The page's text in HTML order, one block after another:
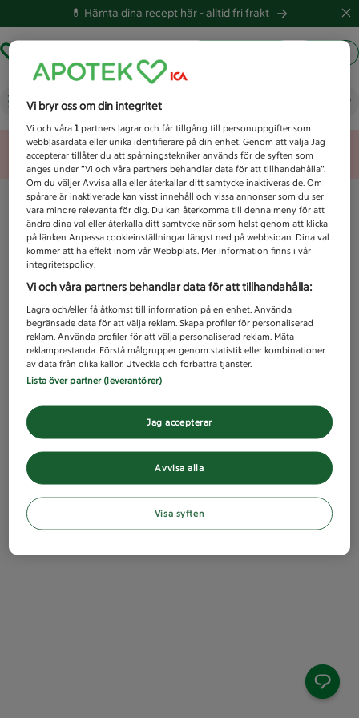
💊 Hämta dina recept här -alltid fri frakt
Vad letar du efter idag?
Unknown error
Vi bryr oss om din integritet
Vi och våra1 partners lagrar och får tillgång till personuppgifter som
webbläsardata eller unika identifierare på din enhet. Genom att välja Jag
accepterar tillåter du att spårningstekniker används för de syften som
anges under ”Vi och våra partners behandlar data för att tillhandahålla”.
Om du väljer Avvisa alla eller återkallar ditt samtycke inaktiveras de. Om
spårare är inaktiverade kan visst innehåll och vissa annonser som du ser
vara mindre relevanta för dig. Du kan återkomma till denna meny för att
ändra dina val eller återkalla ditt samtycke när som helst genom att klicka
på länken Anpassa cookieinställningar längst ned på webbsidan. Dina val
kommer att ha effekt inom vår Webbplats. Mer information finns i vår
integritetspolicy.
Vi och våra partners behandlar data för att tillhandahålla:
Lagra och/eller få åtkomst till information på en enhet. Använda
begränsade data för att välja reklam. Skapa profiler för personaliserad
reklam. Använda profiler för att välja personaliserad reklam. Mäta
reklamprestanda. Förstå målgrupper genom statistik eller kombinationer
av data från olika källor. Utveckla och förbättra tjänster.
Lista över partner (leverantörer)
Avvisa alla
Jag accepterar
Visa syften